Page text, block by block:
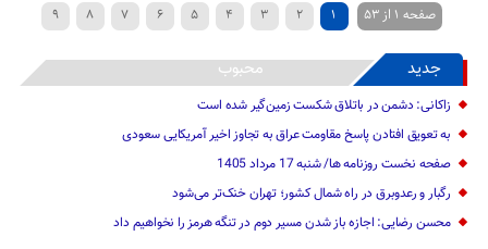
صفحه 1 از 53 1
2
3
4
5
6
7
8
9
10
›
20
30
40
...
» جدید محبوب
زاکانی: دشمن در باتلاق شکست زمین‌گیر شده است
به تعویق افتادن پاسخ مقاومت عراق به تجاوز اخیر آمریکایی سعودی
صفحه نخست روزنامه ها/ شنبه 17 مرداد 1405
رگبار و رعدوبرق در راه شمال کشور؛ تهران خنک‌تر می‌شود
محسن رضایی: اجازه باز شدن مسیر دوم در تنگه هرمز را نخواهیم داد